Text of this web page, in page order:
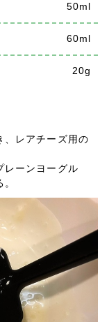
50ml
60ml
20g
、レアチーズ用の
レーンヨーグル